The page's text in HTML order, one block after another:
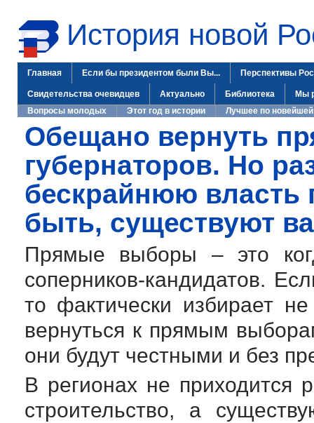
История новой
Главная Если бы президентом были Вы... Перспективы
Свидетельства очевидцев Актуально Библиотека
Мы
Вопросы молодых
Этот год в истории Лучшее по новейшей
Обещано вернуть
губернаторов. Но
бескрайнюю власть
быть, существуют
Прямые выборы – это
соперников-кандидатов.
то фактически избирает
вернуться к прямым
они будут честными и без
В регионах не приходится
строительство, а